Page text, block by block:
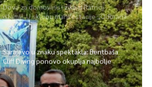
Dova za domovinu i zikir u Ratnoj
džamiji: U sklopu manifestacije „Odbrana
BiH – Igman 2026“ odana počast
herojima
Sarajevo u znaku spektakla: Bentbaša
Cliff Diving ponovo okuplja najbolje
skakače i vrhunsku zabavu